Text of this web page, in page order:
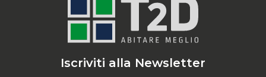
Iscriviti alla Newsletter